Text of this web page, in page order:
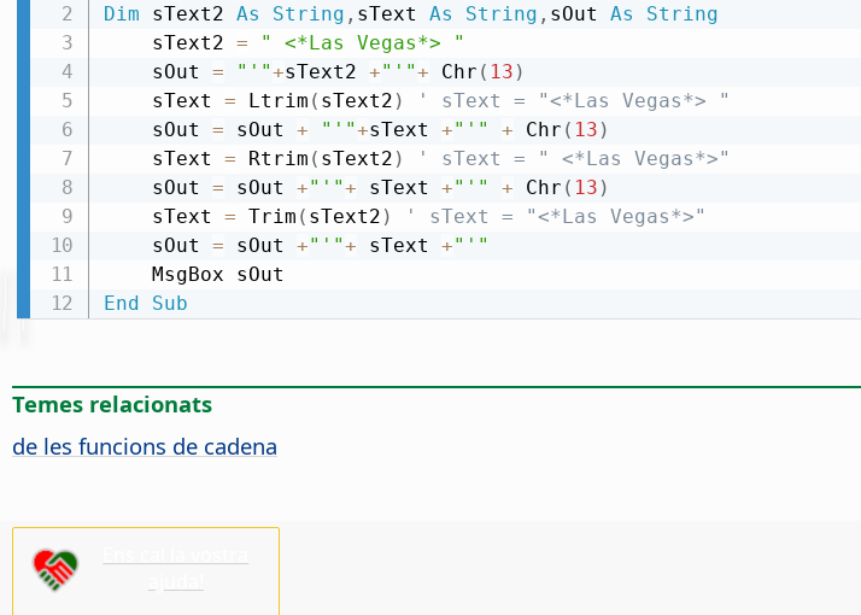
Dim sText2 As String , sText As String , sOut As
String
    sText2
=
" <*Las Vegas*> "
    sOut
= "'"+sText2 +"'"+ Chr ( 13 )
    sText
= Ltrim ( sText2 )
' sText = "<*Las Vegas*> "
    sOut
= sOut + "'"+sText +"'" + Chr ( 13 )
    sText
= Rtrim ( sText2 )
' sText = " <*Las Vegas*>"
    sOut
= sOut +"'"+ sText +"'" + Chr ( 13 )
    sText
= Trim ( sText2 )
' sText = "<*Las Vegas*>"
    sOut
= sOut +"'"+ sText +"'"
End
Sub
Temes relacionats
de les funcions de cadena